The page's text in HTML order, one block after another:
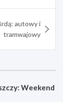
autowy i
tramwajowy
Weekend